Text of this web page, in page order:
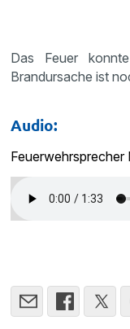
Das Feuer
Brandursache ist
Audio:
Feuerwehrsprecher